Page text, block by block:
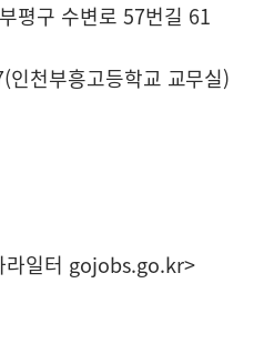
평구 수변로 57번길 61
천부흥고등학교 교무실)
일터 gojobs.go.kr>